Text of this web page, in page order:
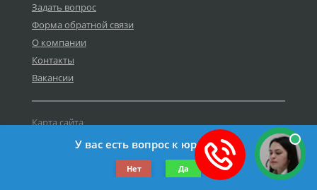
Задать вопрос
Форма обратной связи
О компании
Контакты
Вакансии
©2019-2026 Все права защищены.
Карта сайта
Политика персональных данных
У вас есть вопрос к юристу?
Нет Да